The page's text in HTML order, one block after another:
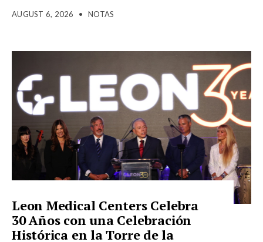
AUGUST 6, 2026 • NOTAS
Leon Medical Centers Celebra
30 Años con una Celebración
Histórica en la Torre de la